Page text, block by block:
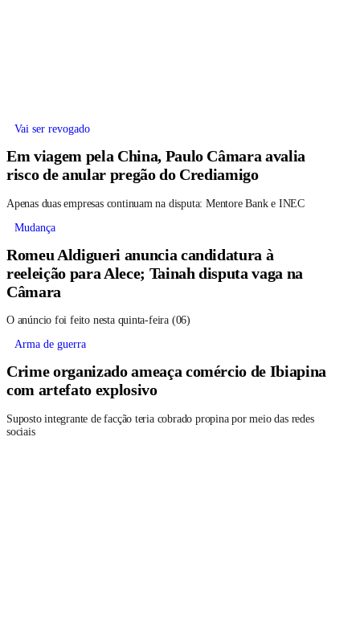
Vai ser revogado
Em viagem pela China, Paulo Câmara avalia
risco de anular pregão do Crediamigo
Apenas duas empresas continuam na disputa: Mentore Bank e INEC
Mudança
Romeu Aldigueri anuncia candidatura à
reeleição para Alece; Tainah disputa vaga na
Câmara
O anúncio foi feito nesta quinta-feira (06)
Arma de guerra
Crime organizado ameaça comércio de Ibiapina
com artefato explosivo
Suposto integrante de facção teria cobrado propina por meio das redes
sociais